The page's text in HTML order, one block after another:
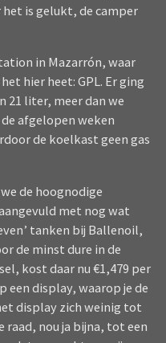
is gelukt, de camper
in Mazarrón, waar
hier heet: GPL. Er ging
21 liter, meer dan we
afgelopen weken
de koelkast geen gas
de hoognodige
met nog wat
tanken bij Ballenoil,
de minst dure in de
kost daar nu €1,479 per
een display, waarop je de
display zich weinig tot
raad, nou ja bijna, tot een